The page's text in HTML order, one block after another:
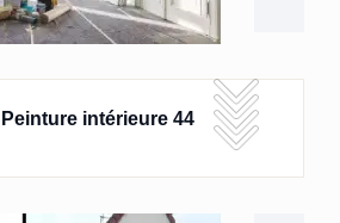
Peinture intérieure 44